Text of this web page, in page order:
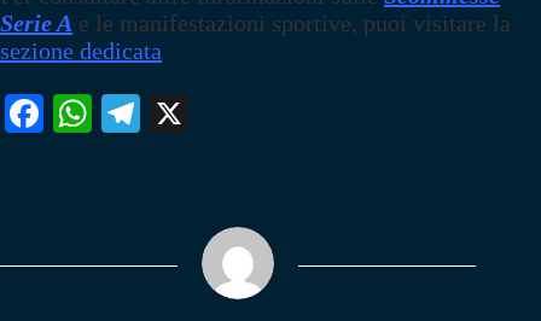
Serie A e le manifestazioni sportive, puoi visitare la
sezione dedicata
Fa W
pp
Te
m